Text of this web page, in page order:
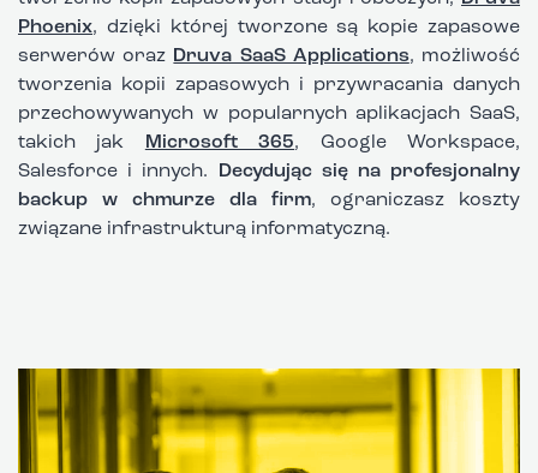
Phoenix, dzięki której tworzone są kopie zapasowe
serwerów oraz Druva SaaS Applications, możliwość
tworzenia kopii zapasowych i przywracania danych
przechowywanych w popularnych aplikacjach SaaS,
takich jak
Microsoft 365, Google Workspace,
Salesforce i innych.
Decydując się na profesjonalny
backup w chmurze dla firm, ograniczasz koszty
związane infrastrukturą informatyczną.